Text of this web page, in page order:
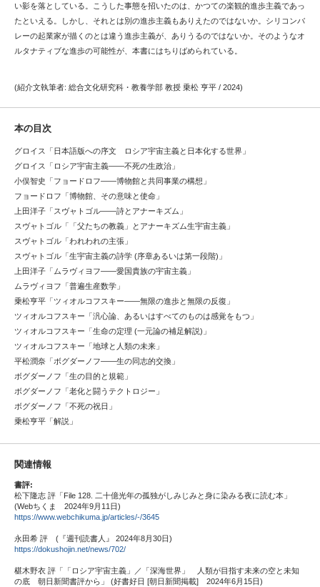
い影を落としている。こうした事態を招いたのは、かつての楽観的進歩主義であっ
たといえる。しかし、それとは別の進歩主義もありえたのではないか。シリコンバ
レーの起業家が描くのとは違う進歩主義が、ありうるのではないか。そのようなオ
ルタナティブな進歩の可能性が、本書にはちりばめられている。
(紹介文執筆者: 総合文化研究科・教養学部 教授 乗松 亨平 / 2024)
本の目次
グロイス「日本語版への序文 ロシア宇宙主義と日本化する世界」
グロイス「ロシア宇宙主義――不死の生政治」
小俣智史「フョードロフ――博物館と共同事業の構想」
フョードロフ「博物館、その意味と使命」
上田洋子「スヴャトゴル――詩とアナーキズム」
スヴャトゴル「「父たちの教義」とアナーキズム生宇宙主義」
スヴャトゴル「われわれの主張」
スヴャトゴル「生宇宙主義の詩学 (序章あるいは第一段階)」
上田洋子「ムラヴィヨフ――愛国貴族の宇宙主義」
ムラヴィヨフ「普遍生産数学」
乗松亨平「ツィオルコフスキー――無限の進歩と無限の反復」
ツィオルコフスキー「汎心論、あるいはすべてのものは感覚をもつ」
ツィオルコフスキー「生命の定理 (一元論の補足解説)」
ツィオルコフスキー「地球と人類の未来」
平松潤奈「ボグダーノフ――生の同志的交換」
ボグダーノフ「生の目的と規範」
ボグダーノフ「老化と闘うテクトロジー」
ボグダーノフ「不死の祝日」
乗松亨平「解説」
関連情報
書評:
松下隆志 評「File 128. 二十億光年の孤独がしみじみと身に染みる夜に読む本」
(Webちくま 2024年9月11日)
https://www.webchikuma.jp/articles/-/3645
永田希 評 (『週刊読書人』 2024年8月30日)
https://dokushojin.net/news/702/
椹木野衣 評「「ロシア宇宙主義」／「深海世界」 人類が目指す未来の空と未知
の底 朝日新聞書評から」 (好書好日 [朝日新聞掲載] 2024年6月15日)